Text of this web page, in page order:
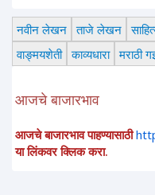
नवीन लेखन ताजे लेखन
वाङ्मयशेती काव्यधारा मराठी
आजचे बाजारभाव
आजचे बाजारभाव पाहण्यासाठी
या लिंकवर क्लिक करा.